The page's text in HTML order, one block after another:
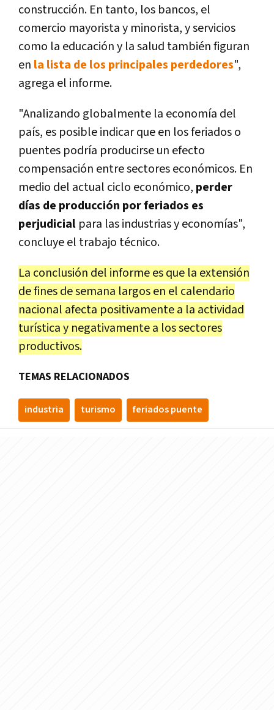
construcción. En tanto, los bancos, el
comercio mayorista y minorista, y servicios
como la educación y la salud también figuran
en la lista de los principales perdedores",
agrega el informe.
"Analizando globalmente la economía del
país, es posible indicar que en los feriados o
puentes podría producirse un efecto
compensación entre sectores económicos. En
medio del actual ciclo económico, perder
días de producción por feriados es
perjudicial para las industrias y economías",
concluye el trabajo técnico.
La conclusión del informe es que la extensión
de fines de semana largos en el calendario
nacional afecta positivamente a la actividad
turística y negativamente a los sectores
productivos.
TEMAS RELACIONADOS
industria turismo feriados puente